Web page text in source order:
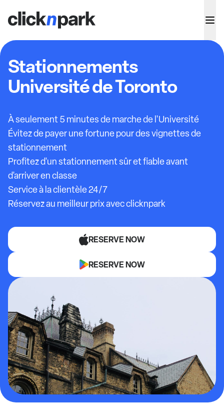
Stationnements
Université de Toronto
À seulement 5 minutes de marche de l'Université
Évitez de payer une fortune pour des vignettes de
stationnement
Profitez d'un stationnement sûr et fiable avant
d'arriver en classe
Service à la clientèle 24/7
Réservez au meilleur prix avec clicknpark
RESERVE NOW
RESERVE NOW